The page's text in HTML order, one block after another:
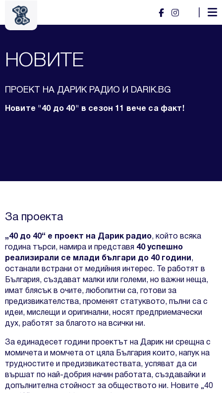
НОВИТЕ
ПРОЕКТ НА ДАРИК РАДИО И DARIK.BG
Новите "40 до 40" в сезон 11 вече са факт!
За проекта
„40 до 40“ е проект на Дарик радио, който всяка
година търси, намира и представя 40 успешно
реализирали се млади българи до 40 години ,
останали встрани от медийния интерес. Те работят в
България, създават малки или големи, но важни неща,
имат блясък в очите, любопитни са, готови за
предизвикателства, променят статуквото, пълни са с
идеи, мислещи и оригинални, носят предприемачески
дух, работят за благото на всички ни.
За единадесет години проектът на Дарик ни срещна с
момичета и момчета от цяла България които, напук на
трудностите и предизвикатествата, успяват да си
вършат по най-добрия начин работата, създавайки и
допълнителна стойност за обществото ни. Новите „40